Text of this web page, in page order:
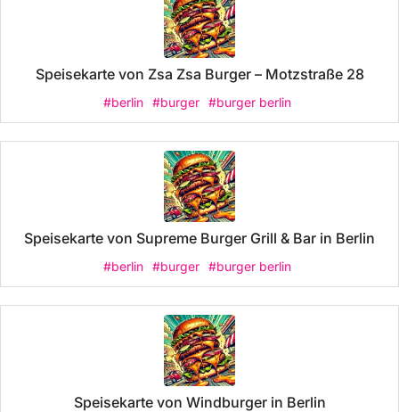
Speisekarte von Zsa Zsa Burger – Motzstraße 28
#berlin #burger #burger berlin
Speisekarte von Supreme Burger Grill & Bar in Berlin
#berlin #burger #burger berlin
Speisekarte von Windburger in Berlin